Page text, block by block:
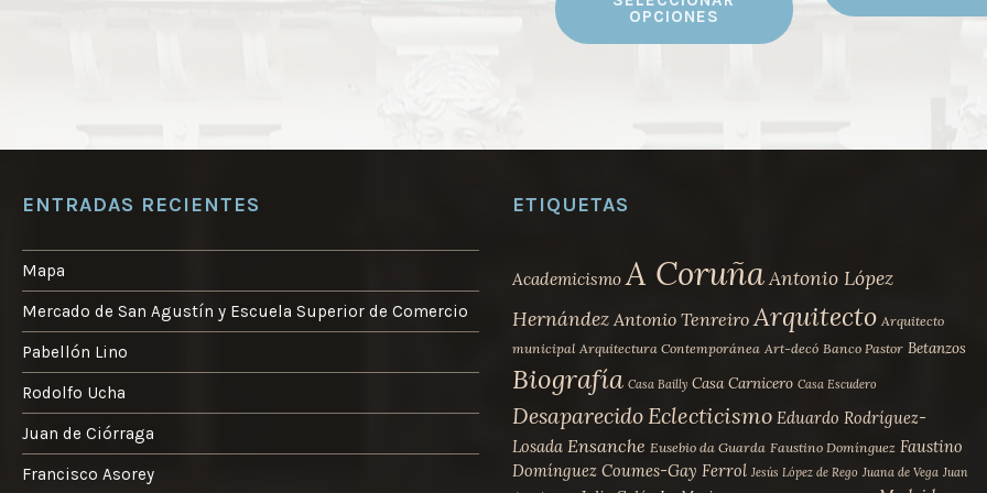
desde
OPCIONES
producto
en
la
página
de
ENTRADAS RECIENTES
Mapa
Mercado de San Agustín y Escuela Superior de Comercio
Pabellón Lino
Rodolfo Ucha
Juan de Ciórraga
Francisco Asorey
ETIQUETAS
Academicismo A CoruñaAntonio López
Hernández Antonio Tenreiro Arquitecto Arquitecto
municipal Arquitectura Contemporánea Art-decó Banco Pastor Betanzos
Biografía Casa Bailly Casa Carnicero Casa Escudero
DesaparecidoEclecticismo Eduardo Rodríguez-
Losada Ensanche Eusebio da Guarda Faustino Domínguez Faustino
Domínguez Coumes-Gay Ferrol Jesús López de Rego Juana de Vega Juan